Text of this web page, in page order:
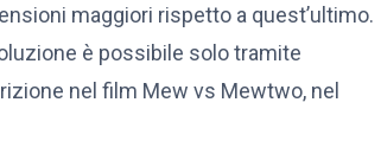
maggiori rispetto a quest’ultimo.
è possibile solo tramite
nel film Mew vs Mewtwo, nel